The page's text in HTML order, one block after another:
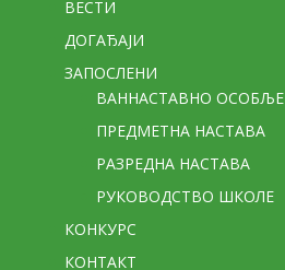
ВЕСТИ
ДОГАЂАЈИ
ЗАПОСЛЕНИ
ВАННАСТАВНО ОСОБЉЕ
ПРЕДМЕТНА НАСТАВА
РАЗРЕДНА НАСТАВА
РУКОВОДСТВО ШКОЛЕ
КОНКУРС
КОНТАКТ